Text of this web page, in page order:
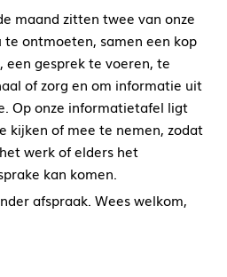
maand zitten twee van onze
ontmoeten, samen een kop
gesprek te voeren, te
of zorg en om informatie uit
Op onze informatietafel ligt
kijken of mee te nemen, zodat
werk of elders het
kan komen.
afspraak. Wees welkom,